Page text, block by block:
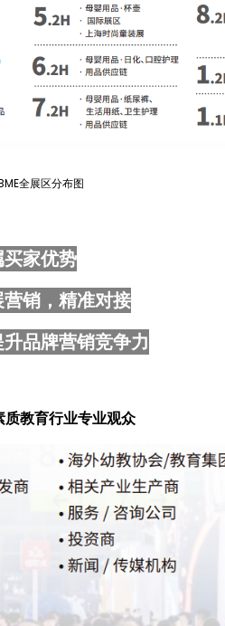
全展区分布图
家优势
销，精准对接
品牌营销竞争力
质教育行业专业观众